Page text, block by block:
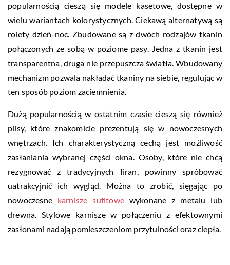
popularnością cieszą się modele kasetowe, dostępne w
wielu wariantach kolorystycznych. Ciekawą alternatywą są
rolety dzień-noc. Zbudowane są z dwóch rodzajów tkanin
połączonych ze sobą w poziome pasy. Jedna z tkanin jest
transparentna, druga nie przepuszcza światła. Wbudowany
mechanizm pozwala nakładać tkaniny na siebie, regulując w
ten sposób poziom zaciemnienia.
Dużą popularnością w ostatnim czasie cieszą się również
plisy, które znakomicie prezentują się w nowoczesnych
wnętrzach. Ich charakterystyczną cechą jest możliwość
zasłaniania wybranej części okna. Osoby, które nie chcą
rezygnować z tradycyjnych firan, powinny spróbować
uatrakcyjnić ich wygląd. Można to zrobić, sięgając po
nowoczesne karnisze sufitowewykonane z metalu lub
drewna. Stylowe karnisze w połączeniu z efektownymi
zasłonami nadają pomieszczeniom przytulności oraz ciepła.